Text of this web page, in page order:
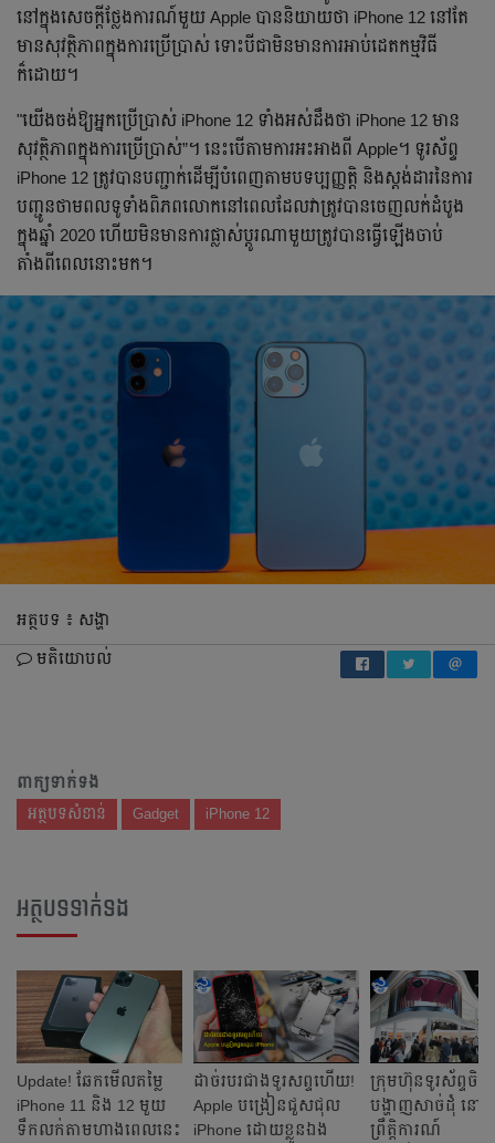
នៅក្នុងសេចក្តីថ្លែងការណ៍មួយ Apple បាននិយាយថា iPhone 12 នៅតែ
មានសុវត្ថិភាពក្នុងការប្រើប្រាស់ ទោះបីជាមិនមានការអាប់ដេតកម្មវិធី
ក៏ដោយ។
"យើងចង់ឱ្យអ្នកប្រើប្រាស់ iPhone 12 ទាំងអស់ដឹងថា iPhone 12 មាន
សុវត្ថិភាពក្នុងការប្រើប្រាស់”។ នេះបើតាមការអះអាងពី Apple។ ទូរស័ព្ទ
iPhone 12 ត្រូវបានបញ្ជាក់ដើម្បីបំពេញតាមបទប្បញ្ញត្តិ និងស្តង់ដារនៃការ
បញ្ជូនថាមពលទូទាំងពិភពលោកនៅពេលដែលវាត្រូវបានចេញលក់ដំបូង
ក្នុងឆ្នាំ 2020 ហើយមិនមានការផ្លាស់ប្តូរណាមួយត្រូវបានធ្វើឡើងចាប់
តាំងពីពេលនោះមក។
អត្ថបទ ៖ សង្ហា
មតិយោបល់
ពាក្យទាក់ទង
អត្ថបទសំខាន់ Gadget iPhone 12
អត្ថបទទាក់ទង
Update! ឆែកមើលតម្លៃ
iPhone 11 និង 12 មួយ
ទឹកលក់តាមហាងពេលនេះ
ដាច់របរជាងទូរសព្ទហើយ!
Apple បង្រៀនជួសជុល
iPhone ដោយខ្លួនឯង
ក្រុមហ៊ុនទូរស័ព្ទចិន
បង្ហាញសាច់ដុំ នៅក្
ព្រឹត្តិការណ៍